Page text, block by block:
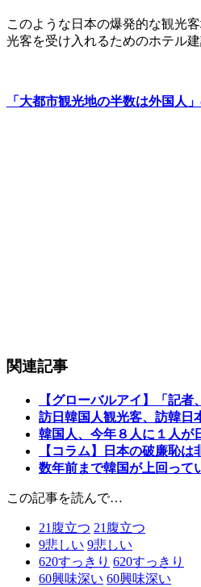
このような日本の爆発的な観光
光客を受け入れるためのホテル
「大都市観光地の半数は外国人
関連記事
【グローバルアイ】「記
訪日韓国人観光客、訪韓日
韓国人、今年８人に１人が
【コラム】日本の破廉恥
数年前まで韓国が上回っ
この記事を読んで…
21 腹立つ 21 腹立つ
9悲しい 9悲しい
620すっきり 620すっきり
60興味深い 60興味深い